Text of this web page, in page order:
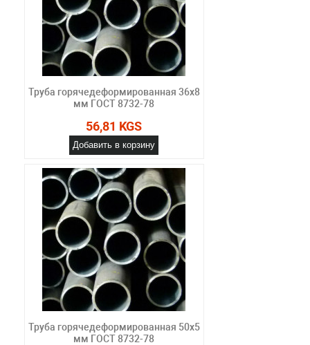
Труба горячедеформированная 36х8
мм ГОСТ 8732-78
56,81 KGS
Добавить в корзину
Труба горячедеформированная 50х5
мм ГОСТ 8732-78